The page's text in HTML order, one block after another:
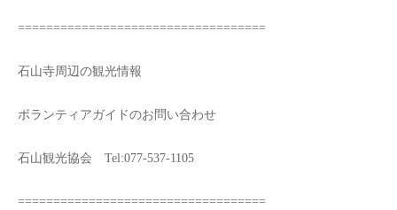
===================================
石山寺周辺の観光情報
ボランティアガイドのお問い合わせ
石山観光協会 Tel:077-537-1105
===================================